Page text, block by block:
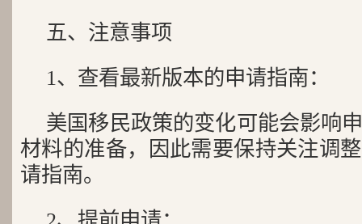
五、注意事项
1、查看最新版本的申请指南：
美国移民政策的变化可能会影响
材料的准备，因此需要保持关注调
请指南。